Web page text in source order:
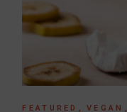
FEATURED VEGAN